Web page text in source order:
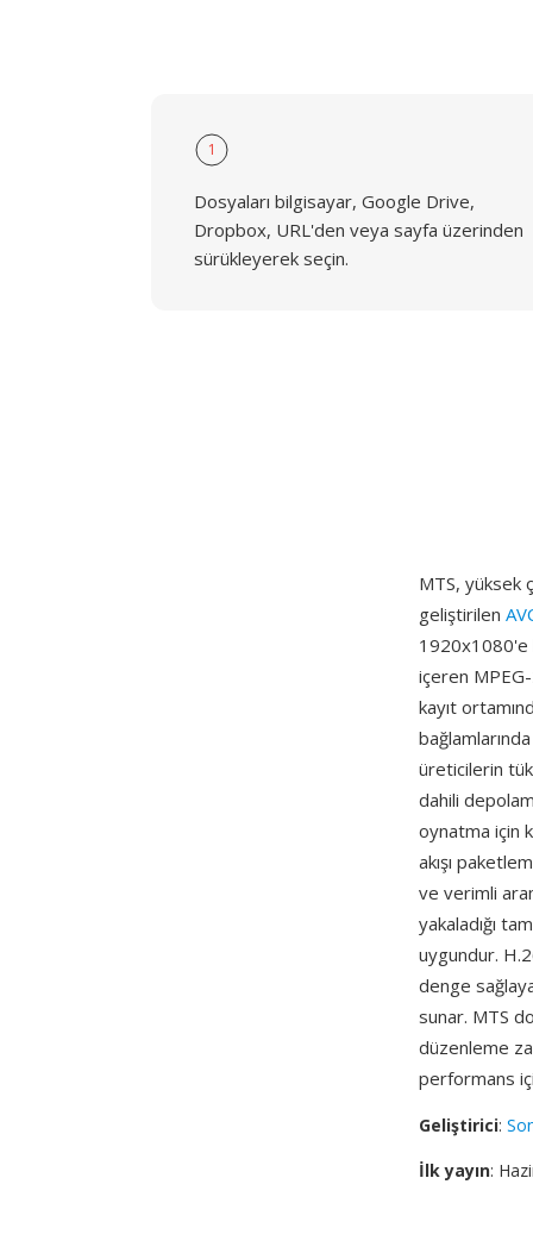
1
Dosyaları bilgisayar, Google Drive,
Dropbox, URL'den veya sayfa üzerinden
sürükleyerek seçin.
MTS, yüksek
geliştirilen
1920x1080'e
içeren MPEG-
kayıt
üreticilerin
dahili
oynatma için
akışı
ve verimli
yakaladığı
uygundur.
denge
sunar. MTS
düzenleme
performans
Geliştirici:
İlk yayın: